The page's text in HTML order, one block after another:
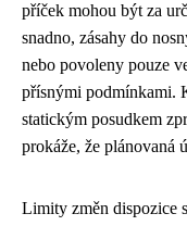
příček mohou být za
snadno, zásahy do
nebo povoleny pouze
přísnými podmínkami.
statickým posudkem
prokáže, že plánovaná
Limity změn dispozice